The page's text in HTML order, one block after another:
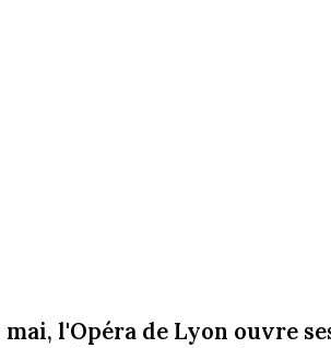
mai, l'Opéra de Lyon ouvre